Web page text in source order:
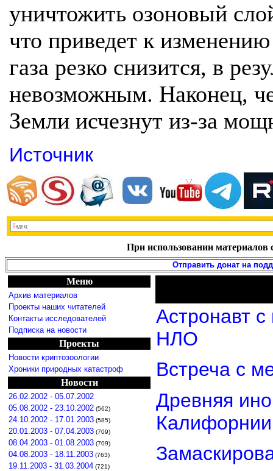
уничтожить озоновый
что приведет к
газа резко снизится, в
невозможным. Наконец,
Земли исчезнут из-за
Источник
При использовании материалов
Отправить донат на
Меню
Архив материалов
Проекты наших читателей
Контакты исследователей
Подписка на новости
Проекты
Новости криптозоологии
Хроники природных катастроф
Новости
26.02.2002 - 05.07.2002
05.08.2002 - 23.10.2002 (562)
24.10.2002 - 17.01.2003 (585)
20.01.2003 - 07.04.2003 (709)
08.04.2003 - 01.08.2003 (709)
04.08.2003 - 18.11.2003 (763)
19.11.2003 - 31.03.2004 (721)
Астронавт
НЛО
Встреча с
Древняя
Калифорнии